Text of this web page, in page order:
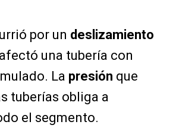
por un deslizamiento
una tubería con
La presión que
tuberías obliga a
el segmento.